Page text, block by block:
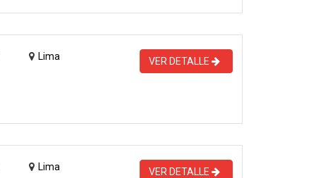
Lima VER DETALLE
Lima VER DETALLE